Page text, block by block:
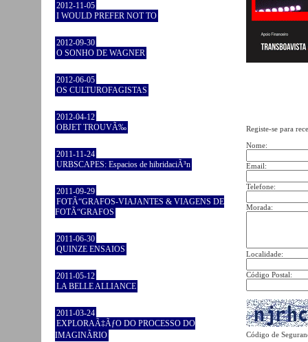
2012-11-05
I WOULD PREFER NOT TO
2012-09-30
O SONHO DE WAGNER
2012-06-05
OS CULTUROFAGISTAS
2012-04-12
OBJET TROUVÃ‰
2011-11-24
URBSCAPES: Espacios de hibridaciÃ³n
2011-09-29
FOTÃ“GRAFOS-VIAJANTES & VIAGENS DE
FOTÃ“GRAFOS
2011-06-30
QUINZE ENSAIOS
2011-05-12
LA BELLE ALLIANCE
2011-03-24
EXPLORAÃ‡ÃƒO DO PROCESSO DO
IMAGINÃRIO
Registe-se para
Nome:
Email:
Telefone:
Morada:
Localidade:
Código Postal:
Código de